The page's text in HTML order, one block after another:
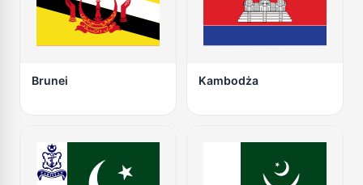
Brunei Kambodża